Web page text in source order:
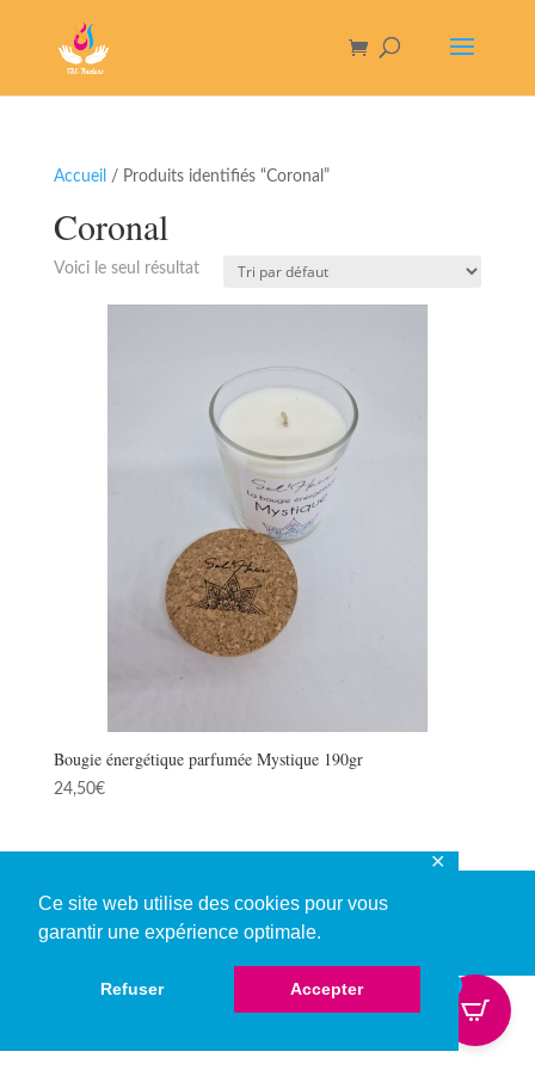
Ce site web utilise des cookies pour vous
garantir une expérience optimale.
Refuser Accepter
✕
Accueil / Produits identifiés “Coronal”
Coronal
Voici le seul résultat
Bougie énergétique parfumée Mystique 190gr
24,50€
© Copyright 2026